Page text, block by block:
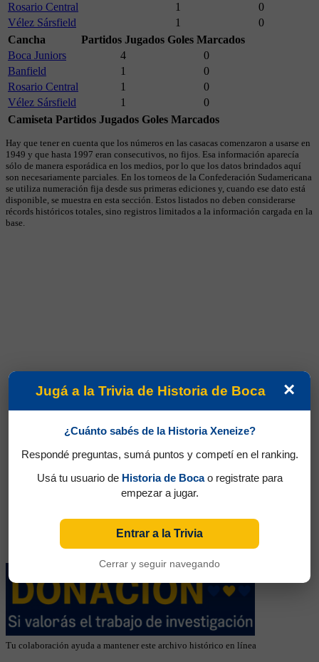
Rosario Central
1
0
Vélez Sársfield
1
0
Cancha
Partidos Jugados Goles Marcados
Boca Juniors
4
0
Banfield
1
0
Rosario Central
1
0
Vélez Sársfield
1
0
Camiseta Partidos Jugados Goles Marcados
Hay que tener en cuenta que los números en las casacas comenzaron a usarse en
1949 y que hasta 1997 eran consecutivos, no fijos. Esa información aparecía
sólo de manera esporádica en los medios, por lo que los datos brindados aquí
son necesariamente parciales. En los torneos de la Confederación Sudamericana
se utiliza numeración fija desde sus primeras ediciones y, cuando ese dato está
disponible, se muestra en esta sección. Estos listados no deben considerarse
récords históricos totales, sino registros limitados a la información cargada en la
base.
Tu colaboración ayuda a mantener este archivo histórico en línea
×
Jugá a la Trivia de Historia de Boca
¿Cuánto sabés de la Historia Xeneize?
Respondé preguntas, sumá puntos y competí en el ranking.
Usá tu usuario de Historia de Bocao registrate para
empezar a jugar.
Entrar a la Trivia
Cerrar y seguir navegando